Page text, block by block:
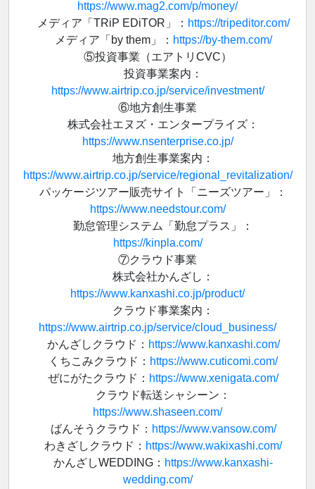
https://www.mag2.com/p/money/
メディア「TRiP EDiTOR」： https://tripeditor.com/
メディア「by them」： https://by-them.com/
⑤投資事業（エアトリCVC）
投資事業案内：
https://www.airtrip.co.jp/service/investment/
⑥地方創生事業
株式会社エヌズ・エンタープライズ：
https://www.nsenterprise.co.jp/
地方創生事業案内：
https://www.airtrip.co.jp/service/regional_revitalization/
パッケージツアー販売サイト「ニーズツアー」：
https://www.needstour.com/
勤怠管理システム「勤怠プラス」：
https://kinpla.com/
⑦クラウド事業
株式会社かんざし：
https://www.kanxashi.co.jp/product/
クラウド事業案内：
https://www.airtrip.co.jp/service/cloud_business/
かんざしクラウド： https://www.kanxashi.com/
くちこみクラウド： https://www.cuticomi.com/
ぜにがたクラウド： https://www.xenigata.com/
クラウド転送シャシーン：
https://www.shaseen.com/
ばんそうクラウド： https://www.vansow.com/
わきざしクラウド： https://www.wakixashi.com/
かんざしWEDDING： https://www.kanxashi-
wedding.com/